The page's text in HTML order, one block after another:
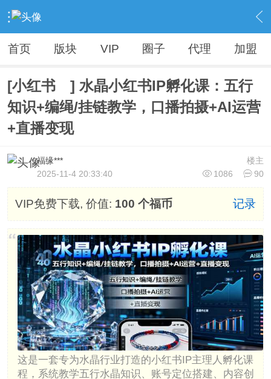
› Vip精品资源（人无我有，人有我优） ›
各大VIP资源【精品不断，全网首发】
内容
首页 版块 VIP 圈子 代理 加盟
[小红书 ] 水晶小红书IP孵化课：五行
知识+编绳/挂链教学，口播拍摄+AI运营
+直播变现
楼主
福缘***
1086
90
2025-11-4 20:33:40
VIP免费下载, 价值: 100 个福币 记录
这是一套专为水晶行业打造的小红书IP主理人孵化课
程，系统教学五行水晶知识、账号定位搭建、内容创